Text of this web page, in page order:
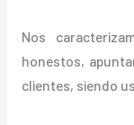
Nos
honestos,
clientes, siendo